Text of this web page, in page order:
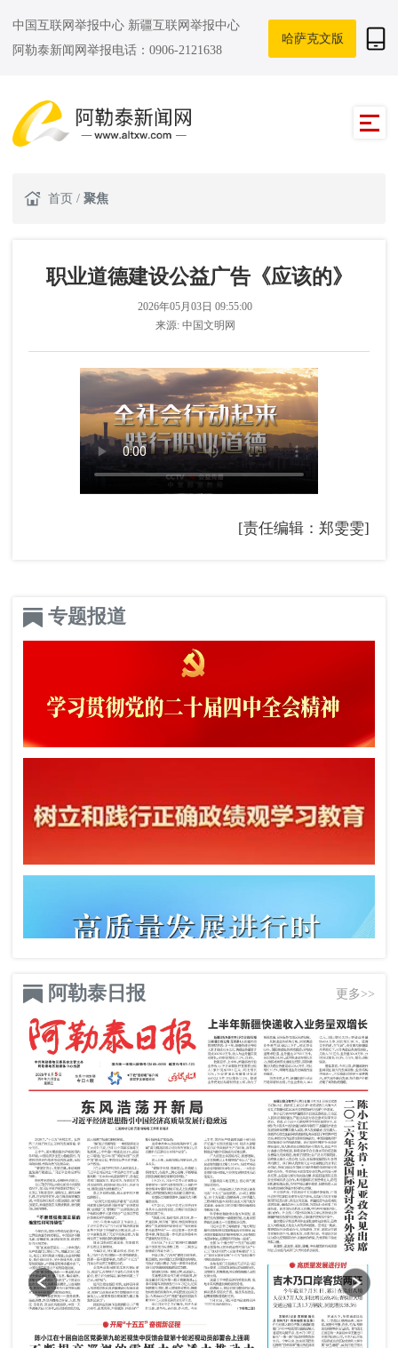
中国互联网举报中心 新疆互联网举报中心
阿勒泰新闻网举报电话：0906-2121638
哈萨克文版
首页 / 聚焦
职业道德建设公益广告《应该的》
2026年05月03日 09:55:00
来源: 中国文明网
[责任编辑：郑雯雯]
专题报道
阿勒泰日报 更多>>